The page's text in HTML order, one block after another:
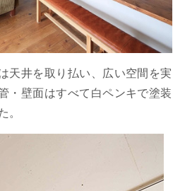
天井を取り払い、広い空間を実
・壁面はすべて白ペンキで塗装
。